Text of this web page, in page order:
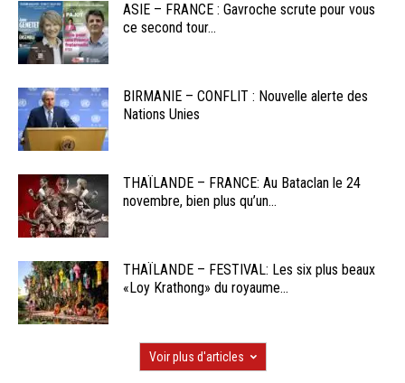
ASIE – FRANCE : Gavroche scrute pour vous
ce second tour...
BIRMANIE – CONFLIT : Nouvelle alerte des
Nations Unies
THAÏLANDE – FRANCE: Au Bataclan le 24
novembre, bien plus qu’un...
THAÏLANDE – FESTIVAL: Les six plus beaux
«Loy Krathong» du royaume...
Voir plus d'articles